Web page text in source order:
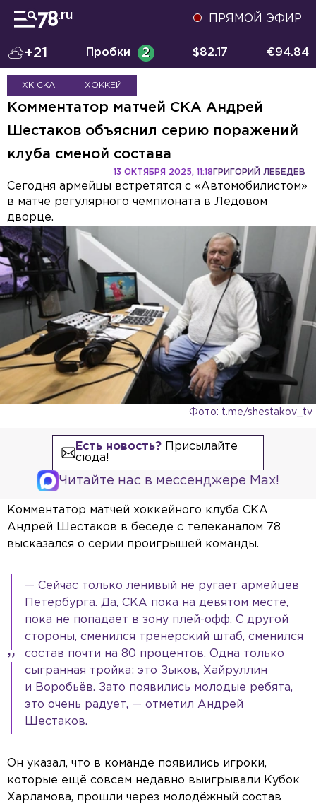
ПРЯМОЙ ЭФИР
+21 Пробки 2 $82.17 €94.84
ХК СКА ХОККЕЙ
Комментатор матчей СКА Андрей
Шестаков объяснил серию поражений
клуба сменой состава
ГРИГОРИЙ ЛЕБЕДЕВ
13 ОКТЯБРЯ 2025, 11:18
Сегодня армейцы встретятся с «Автомобилистом»
в матче регулярного чемпионата в Ледовом
дворце.
Фото: t.me/shestakov_tv
Есть новость?Присылайте
сюда!
Читайте нас в мессенджере Max!
Комментатор матчей хоккейного клуба СКА
Андрей Шестаков в беседе с телеканалом 78
высказался о серии проигрышей команды.
— Сейчас только ленивый не ругает армейцев
Петербурга. Да, СКА пока на девятом месте,
пока не попадает в зону плей-офф. С другой
стороны, сменился тренерский штаб, сменился
состав почти на 80 процентов. Одна только
сыгранная тройка: это Зыков, Хайруллин
и Воробьёв. Зато появились молодые ребята,
это очень радует, — отметил Андрей
Шестаков.
Он указал, что в команде появились игроки,
которые ещё совсем недавно выигрывали Кубок
Харламова, прошли через молодёжный состав